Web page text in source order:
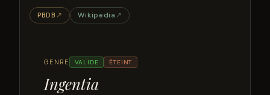
GENRE VALIDE ÉTEINT
Ingentia
PBDB ↗ Wikipedia ↗